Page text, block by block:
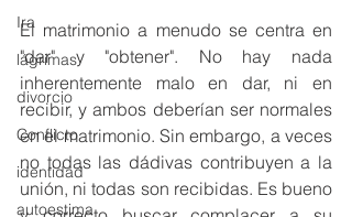
Ira
lágrimas
divorcio
Conflicto
identidad
autoestima
El matrimonio a menudo se centra en
"dar" y "obtener". No hay nada
inherentemente malo en dar, ni en
recibir, y ambos deberían ser normales
en el matrimonio. Sin embargo, a veces
no todas las dádivas contribuyen a la
unión, ni todas son recibidas. Es bueno